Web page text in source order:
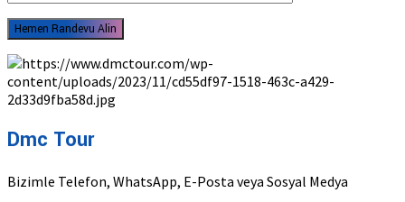
Dmc Tour
Bizimle Telefon, WhatsApp, E-Posta veya Sosyal Medya